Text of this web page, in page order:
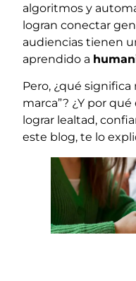
algoritmos y
logran conectar
audiencias tienen
aprendido a
Pero, ¿qué
marca”? ¿Y por
lograr lealtad,
este blog, te lo